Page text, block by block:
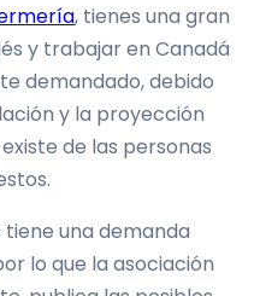
, tienes una gran
y trabajar en Canadá
demandado, debido
y la proyección
de las personas
una demanda
lo que la asociación